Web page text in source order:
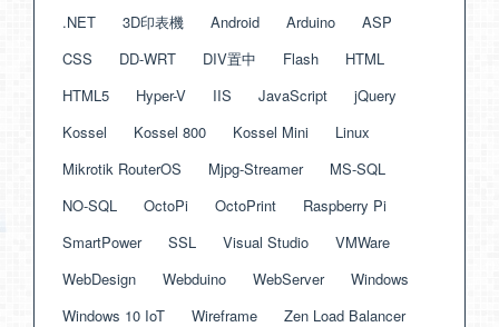
.NET 3D印表機 Android Arduino
ASP
CSS
DD-WRT DIV置中 Flash
HTML
HTML5
Hyper-V IIS JavaScript
jQuery
Kossel
Kossel 800 Kossel Mini
Linux
Mikrotik RouterOS
Mjpg-Streamer
MS-SQL
NO-SQL
OctoPi OctoPrint
Raspberry Pi
SmartPower
SSL Visual Studio
VMWare
WebDesign
Webduino WebServer
Windows
Windows 10 IoT
Wireframe
Zen Load Balancer